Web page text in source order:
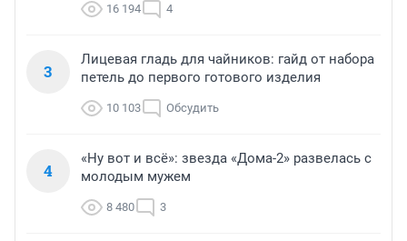
16 194 4
3
Лицевая гладь для чайников: гайд от набора
петель до первого готового изделия
10 103 Обсудить
4
«Ну вот и всё»: звезда «Дома-2» развелась с
молодым мужем
8 480 3